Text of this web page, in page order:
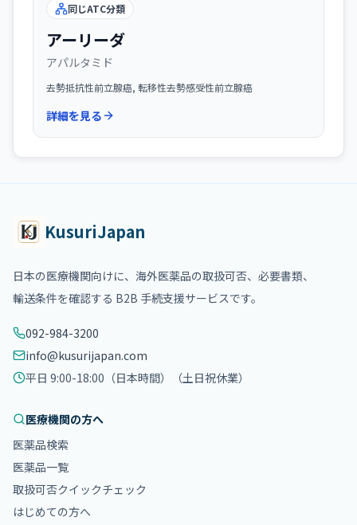
同じATC分類
アーリーダ
アパルタミド
去勢抵抗性前立腺癌, 転移性去勢感受性前立腺癌
詳細を見る
KusuriJapan
日本の医療機関向けに、海外医薬品の取扱可否、必要書類、
輸送条件を確認する B2B 手続支援サービスです。
092-984-3200
info@kusurijapan.com
平日 9:00-18:00（日本時間）
（土日祝休業）
医療機関の方へ
医薬品検索
医薬品一覧
取扱可否クイックチェック
はじめての方へ